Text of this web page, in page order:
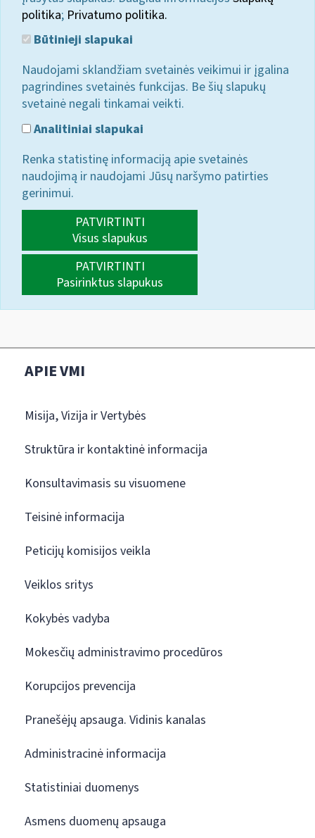
politika; Privatumo politika.
Būtinieji slapukai
Naudojami sklandžiam svetainės veikimui ir įgalina
pagrindines svetainės funkcijas. Be šių slapukų
svetainė negali tinkamai veikti.
Analitiniai slapukai
Renka statistinę informaciją apie svetainės
naudojimą ir naudojami Jūsų naršymo patirties
gerinimui.
PATVIRTINTI
Visus slapukus
PATVIRTINTI
Pasirinktus slapukus
APIE VMI
Misija, Vizija ir Vertybės
Struktūra ir kontaktinė informacija
Konsultavimasis su visuomene
Teisinė informacija
Peticijų komisijos veikla
Veiklos sritys
Kokybės vadyba
Mokesčių administravimo procedūros
Korupcijos prevencija
Pranešėjų apsauga. Vidinis kanalas
Administracinė informacija
Statistiniai duomenys
Asmens duomenų apsauga